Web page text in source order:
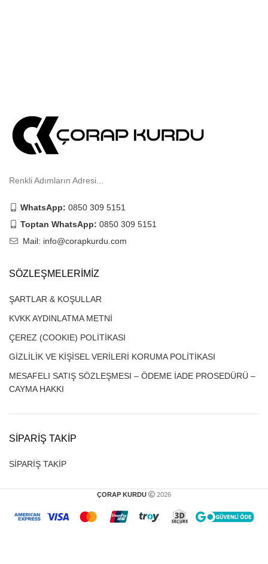
Renkli Adımların Adresi...
WhatsApp: 0850 309 5151
Toptan WhatsApp: 0850 309 5151
Mail: info@corapkurdu.com
SÖZLEŞMELERIMIZ
ŞARTLAR & KOŞULLAR
KVKK AYDINLATMA METNİ
ÇEREZ (COOKIE) POLİTİKASI
GİZLİLİK VE KİŞİSEL VERİLERİ KORUMA POLİTİKASI
MESAFELI SATIŞ SÖZLEŞMESI – ÖDEME İADE PROSEDÜRÜ –
CAYMA HAKKI
SIPARIŞ TAKIP
SİPARİŞ TAKİP
ÇORAP KURDU 2026